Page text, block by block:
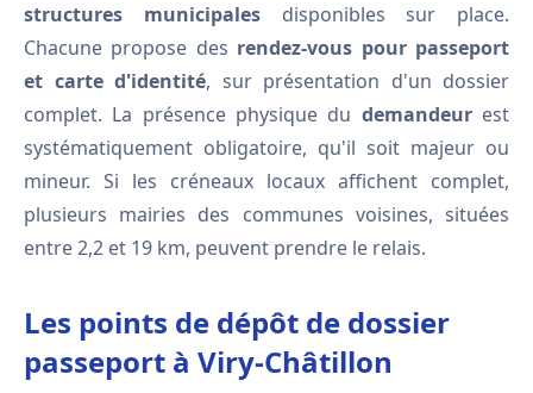
structures municipalesdisponibles sur place.
Chacune propose des rendez-vous pour passeport
et carte d'identité, sur présentation d'un dossier
complet. La présence physique du demandeurest
systématiquement obligatoire, qu'il soit majeur ou
mineur. Si les créneaux locaux affichent complet,
plusieurs mairies des communes voisines, situées
entre 2,2 et 19 km, peuvent prendre le relais.
Les points de dépôt de dossier
passeport à Viry-Châtillon